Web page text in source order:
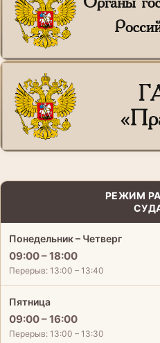
РЕЖИМ
Понедельник – Четверг
09:00 – 18:00
Перерыв: 13:00 – 13:40
Пятница
09:00 – 16:00
Перерыв: 13:00 – 13:30